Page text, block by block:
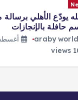
القرن»
احتفت الصحافة
صلاح
araby world